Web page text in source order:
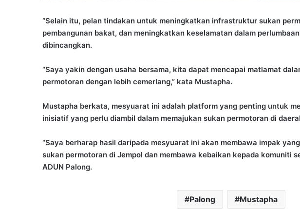
“Selain itu, pelan tindakan untuk meningkatkan infrastruktur sukan
pembangunan bakat, dan meningkatkan keselamatan dalam
dibincangkan.
“Saya yakin dengan usaha bersama, kita dapat mencapai matlamat
permotoran dengan lebih cemerlang,” kata Mustapha.
Mustapha berkata, mesyuarat ini adalah platform yang penting untuk
inisiatif yang perlu diambil dalam memajukan sukan permotoran di
“Saya berharap hasil daripada mesyuarat ini akan membawa impak
sukan permotoran di Jempol dan membawa kebaikan kepada komuniti
ADUN Palong.
Palong Mustapha